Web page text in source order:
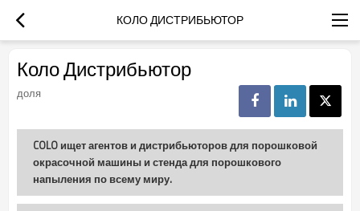
КОЛО ДИСТРИБЬЮТОР
Коло Дистрибьютор
доля
COLO ищет агентов и дистрибьюторов для порошковой
окрасочной машины и стенда для порошкового
напыления по всему миру.